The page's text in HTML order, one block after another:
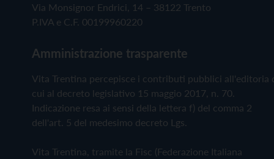
Via Monsignor Endrici, 14 – 38122 Trento
P.IVA e C.F. 00199960220
Amministrazione trasparente
Vita Trentina percepisce i contributi pubblici all'editoria
cui al decreto legislativo 15 maggio 2017, n. 70.
Indicazione resa ai sensi della lettera f) del comma 2
dell'art. 5 del medesimo decreto Lgs.
Vita Trentina, tramite la Fisc (Federazione Italiana